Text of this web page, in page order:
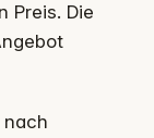
Preis. Die
nach